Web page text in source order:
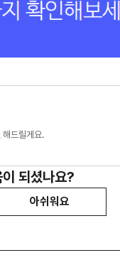
해드릴게요.
되셨나요?
아쉬워요